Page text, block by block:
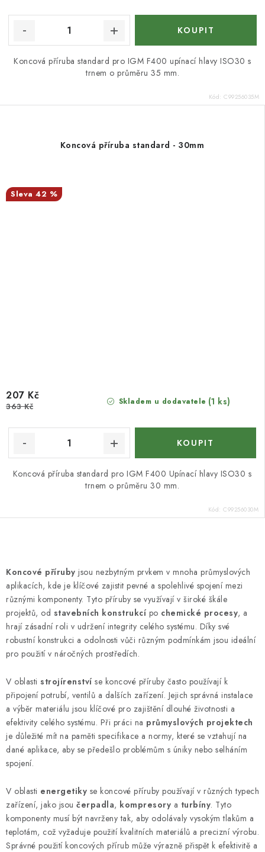
Koncová příruba standard pro IGM F400 upínací hlavy ISO30 s
trnem o průměru 35 mm.
Kód: C99256035M
Koncová příruba standard - 30mm
42 %
Skladem u dodavatele (1 ks)
207 Kč
363 Kč
Koncová příruba standard pro IGM F400 Upínací hlavy ISO30 s
trnem o průměru 30 mm.
Kód: C99256030M
v
l
á
d
a
c
í
p
r
v
k
y
v
ý
p
i
s
u
Koncové příruby jsou nezbytným prvkem v mnoha průmyslových
aplikacích, kde je klíčové zajistit pevné a spolehlivé spojení mezi
různými komponenty. Tyto příruby se využívají v široké škále
projektů, od stavebních konstrukcí po chemické procesy, a
hrají zásadní roli v udržení integrity celého systému. Díky své
robustní konstrukci a odolnosti vůči různým podmínkám jsou ideální
pro použití v náročných prostředích.
V oblasti strojírenství se koncové příruby často používají k
připojení potrubí, ventilů a dalších zařízení. Jejich správná instalace
a výběr materiálu jsou klíčové pro zajištění dlouhé životnosti a
efektivity celého systému. Při práci na průmyslových projektech
je důležité mít na paměti specifikace a normy, které se vztahují na
dané aplikace, aby se předešlo problémům s úniky nebo selháním
spojení.
V oblasti energetiky se koncové příruby používají v různých typech
zařízení, jako jsou čerpadla, kompresory a turbíny. Tyto
komponenty musí být navrženy tak, aby odolávaly vysokým tlakům a
teplotám, což vyžaduje použití kvalitních materiálů a precizní výrobu.
Správné použití koncových přírub může výrazně přispět k efektivitě a